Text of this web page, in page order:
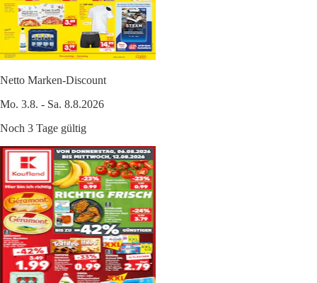
Netto Marken-Discount
Mo. 3.8. - Sa. 8.8.2026
Noch 3 Tage gültig